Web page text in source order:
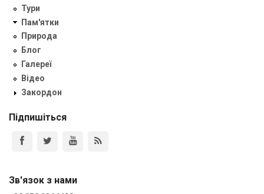
Тури
Пам'ятки
Природа
Блог
Галереї
Відео
Закордон
Підпишіться
Зв'язок з нами